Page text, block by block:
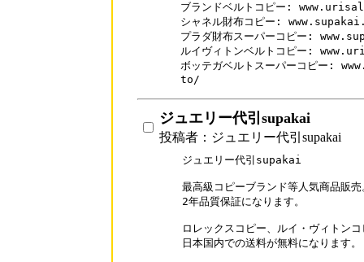
ブランドベルトコピー:
シャネル財布コピー:
プラダ財布スーパーコピー:
ルイヴィトンベルトコピー:
ボッテガベルトスーパーコピー:
to/
ジュエリー代引supakai
投稿者：ジュエリー代引supakai
ジュエリー代引supakai
最高級コピーブランド等人気商品販
2年品質保証になります。
ロレックスコピー、ルイ・ヴィトン
日本国内での送料が無料になります。